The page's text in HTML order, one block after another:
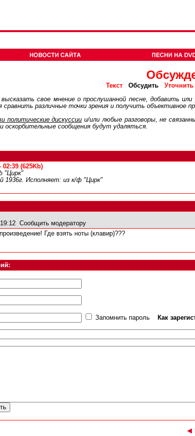
Текст Обсудить
свое мнение о прослушанной песне, добавить
различные точки зрения и получить объективное
политические дискуcсии и/или любые разговоры, не
оскорбительные сообщения будут удаляться.
(625Kb)
"Цирк"
1936г. Исполняет: из к/ф "Цирк"
Сообщить модератору
Где взять ноты (клавир)???
Запомнить пароль
Как